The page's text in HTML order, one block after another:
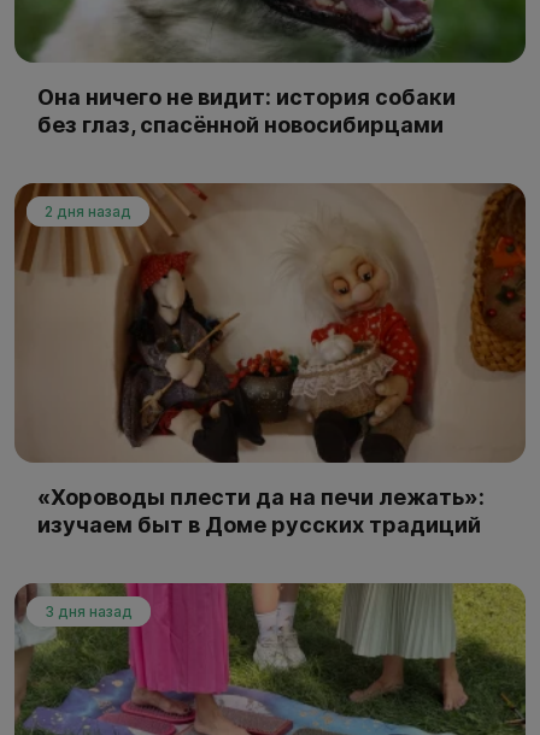
Она ничего не видит: история собаки
без глаз, спасённой новосибирцами
2 дня назад
«Хороводы плести да на печи лежать»:
изучаем быт в Доме русских традиций
3 дня назад